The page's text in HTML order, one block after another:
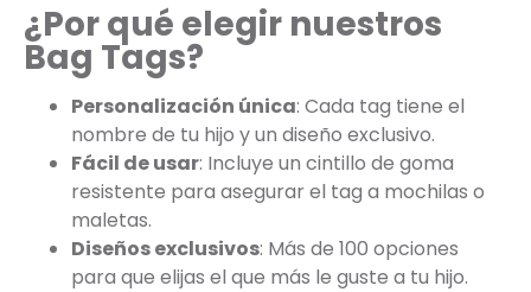
¿Por qué elegir nuestros
Bag Tags?
Personalización única: Cada tag tiene el
nombre de tu hijo y un diseño exclusivo.
Fácil de usar: Incluye un cintillo de goma
resistente para asegurar el tag a mochilas o
maletas.
Diseños exclusivos: Más de 100 opciones
para que elijas el que más le guste a tu hijo.